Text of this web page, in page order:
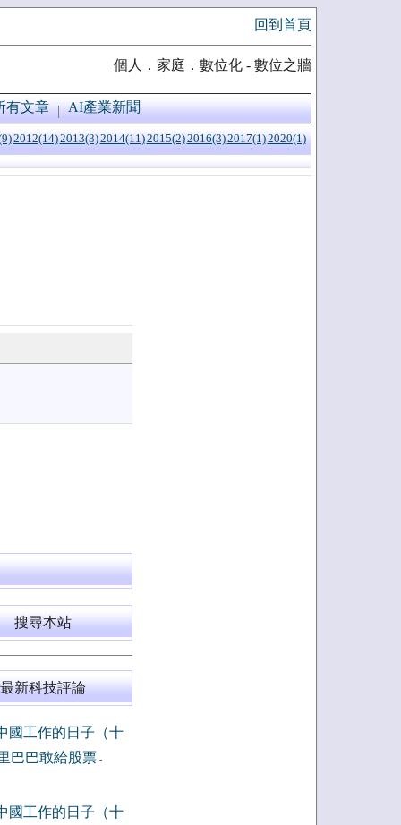
回到首頁
個人．家庭．數位化 - 數位之牆
有文章 AI產業新聞
2012(14)2013(3)2014(11)2015(2)2016(3)2017(1)2020(1)
搜尋本站
最新科技評論
國工作的日子（十
巴巴敢給股票-
國工作的日子（十